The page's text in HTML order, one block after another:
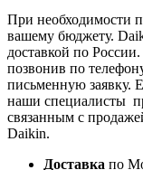
При необходимости
вашему бюджету.
доставкой по
позвонив по
письменную заявку.
наши специалисты
связанным с
Daikin.
Доставка по